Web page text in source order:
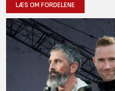
LÆS OM FORDELENE